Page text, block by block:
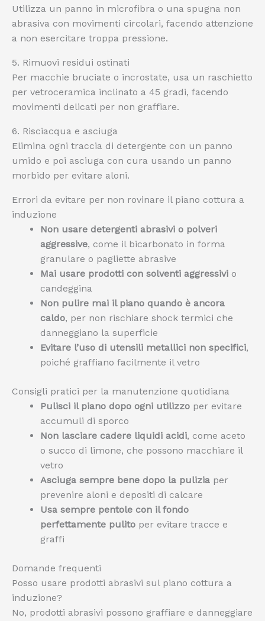
Utilizza un panno in microfibra o una spugna non
abrasiva con movimenti circolari, facendo attenzione
a non esercitare troppa pressione.
5. Rimuovi residui ostinati
Per macchie bruciate o incrostate, usa un raschietto
per vetroceramica inclinato a 45 gradi, facendo
movimenti delicati per non graffiare.
6. Risciacqua e asciuga
Elimina ogni traccia di detergente con un panno
umido e poi asciuga con cura usando un panno
morbido per evitare aloni.
Errori da evitare per non rovinare il piano cottura a
induzione
Non usare detergenti abrasivi o polveri
aggressive, come il bicarbonato in forma
granulare o pagliette abrasive
Mai usare prodotti con solventi aggressivi o
candeggina
Non pulire mai il piano quando è ancora
caldo, per non rischiare shock termici che
danneggiano la superficie
Evitare l’uso di utensili metallici non specifici,
poiché graffiano facilmente il vetro
Consigli pratici per la manutenzione quotidiana
Pulisci il piano dopo ogni utilizzo per evitare
accumuli di sporco
Non lasciare cadere liquidi acidi, come aceto
o succo di limone, che possono macchiare il
vetro
Asciuga sempre bene dopo la pulizia per
prevenire aloni e depositi di calcare
Usa sempre pentole con il fondo
perfettamente pulito per evitare tracce e
graffi
Domande frequenti
Posso usare prodotti abrasivi sul piano cottura a
induzione?
No, prodotti abrasivi possono graffiare e danneggiare